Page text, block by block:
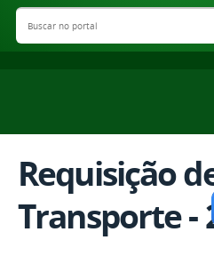
Buscar no portal
Requisição
Transporte -